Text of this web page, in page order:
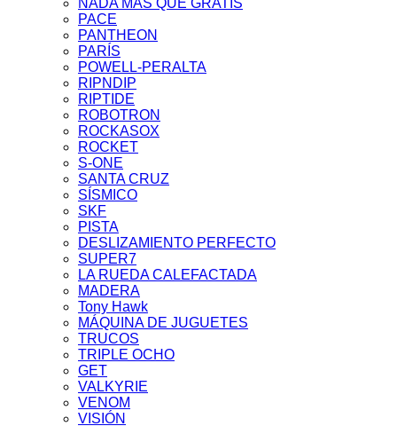
NADA MÁS QUE GRATIS
PACE
PANTHEON
PARÍS
POWELL-PERALTA
RIPNDIP
RIPTIDE
ROBOTRON
ROCKASOX
ROCKET
S-ONE
SANTA CRUZ
SÍSMICO
SKF
PISTA
DESLIZAMIENTO PERFECTO
SUPER7
LA RUEDA CALEFACTADA
MADERA
Tony Hawk
MÁQUINA DE JUGUETES
TRUCOS
TRIPLE OCHO
GET
VALKYRIE
VENOM
VISIÓN